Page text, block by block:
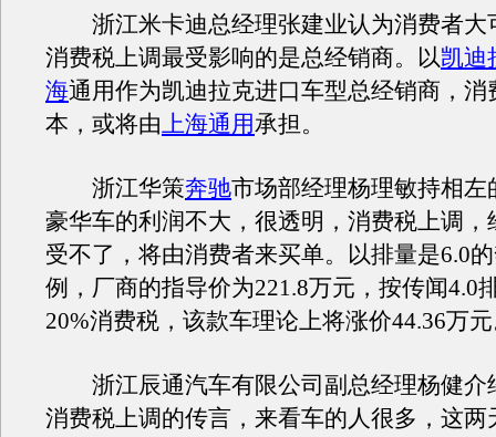
浙江米卡迪总经理张建业认为消费者大
消费税上调最受影响的是总经销商。以凯迪
海通用作为凯迪拉克进口车型总经销商，消
本，或将由上海通用承担。
浙江华策奔驰市场部经理杨理敏持相左
豪华车的利润不大，很透明，消费税上调，
受不了，将由消费者来买单。以排量是6.0
例，厂商的指导价为221.8万元，按传闻4.0
20%消费税，该款车理论上将涨价44.36万
浙江辰通汽车有限公司副总经理杨健介
消费税上调的传言，来看车的人很多，这两